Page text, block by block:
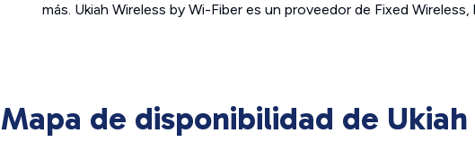
más. Ukiah Wireless by Wi-Fiber es un proveedor de Fixed
Mapa de disponibilidad de